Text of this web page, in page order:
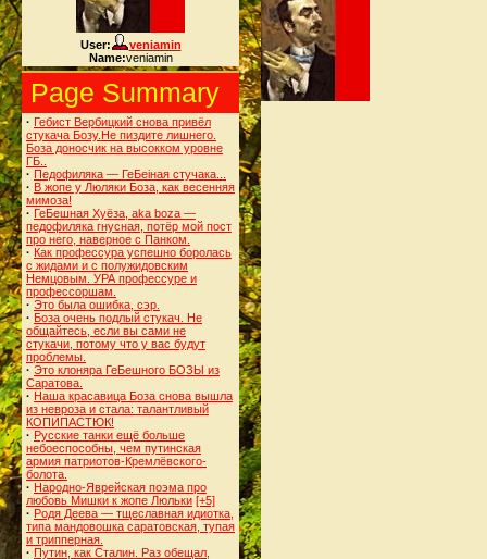
User:
veniamin
Name:veniamin
Page Summary
· Гебист Вербицкий снова привёл
стукача Бозу.Не пиздите лишнего.
Боза доносчик на высокком уровне
ГБ..
· Педофиляка — ГеБеiная стучака...
· В жопе у Люляки Боза, как весенняя
мимоза!
· ГеБешная Хуёза, aka boza —
педофиляка гнусная, потёр мой пост
про него, наверное с Панком.
· Как профессура успешно боролась
с жидами и с полужидовским
Немцовым. УРА профессуре и
профессоршам.
· Это была ошибка, сэр.
· Боза очень подлый стукач. Не
общайтесь, если вы сами не
стукачи, потому что у вас будут
проблемы.
· Это клоняра ГеБешного БОЗЫ из
Саратова.
· Наша красавица Боза снова вышла
из невроза и стала: талантливый
КОПИПАСТЮК!
· Русские танки ещё больше
небоеспособны, чем путинская
армия патриотов-Кремлёвского-
болота.
· Народно-Яврейская поэма про
любовь Мишки к жопе Люльки [+5]
· Родя Деева — тщеславная идиотка,
типа мандовошка саратовская, тупая
и трипперная.
· Путин, как Сталин. Раз обещал,